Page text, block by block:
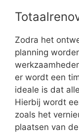
Zodra het
planning
er wordt een
ideale is dat
Hierbij wordt
zoals het
plaatsen van